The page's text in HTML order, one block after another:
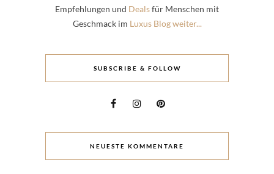
Empfehlungen und Dealsfür Menschen mit
Geschmack im Luxus Blog weiter...
SUBSCRIBE & FOLLOW
NEUESTE KOMMENTARE